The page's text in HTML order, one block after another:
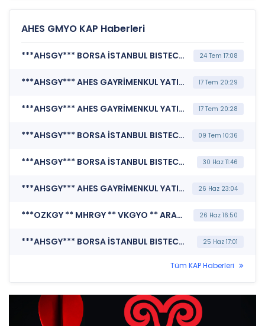
AHES GMYO KAP Haberleri
***AHSGY*** BORSA İSTANBUL BISTECH DEVRE KESİCİ UYGULAMASI (Pay Bazında Devre Kesici Bildirimi) 24 Tem 17:08
***AHSGY*** AHES GAYRİMENKUL YATIRIM ORTAKLIĞI A.Ş. (Portföy Sınırlamalarına Uyumun Kontrolü) 17 Tem 20:29
***AHSGY*** AHES GAYRİMENKUL YATIRIM ORTAKLIĞI A.Ş. (Portföy Sınırlamalarına Uyumun Kontrolü) 17 Tem 20:28
***AHSGY*** BORSA İSTANBUL BISTECH DEVRE KESİCİ UYGULAMASI (Pay Bazında Devre Kesici Bildirimi) 09 Tem 10:36
***AHSGY*** BORSA İSTANBUL BISTECH DEVRE KESİCİ UYGULAMASI (Pay Bazında Devre Kesici Bildirimi) 30 Haz 11:46
***AHSGY*** AHES GAYRİMENKUL YATIRIM ORTAKLIĞI A.Ş. (Genel Kurul İşlemlerine İlişkin Bildirim) 26 Haz 23:04
***OZKGY ** MHRGY ** VKGYO ** ARASE ** EKGYO ** CEMTS ** AHSGY*** MERKEZİ KAYIT KURULUŞU A.Ş. (Pay Mali Hak Kullanım İşlemi - Nakit Ödeme) 26 Haz 16:50
***AHSGY*** BORSA İSTANBUL BISTECH DEVRE KESİCİ UYGULAMASI (Pay Bazında Devre Kesici Bildirimi) 25 Haz 17:01
Tüm KAP Haberleri